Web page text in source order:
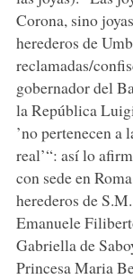
Corona, sino
herederos de
reclamadas/
gobernador del
la República
’no pertenecen
real’“: así lo
con sede en
herederos de
Emanuele
Gabriella de
Princesa Maria